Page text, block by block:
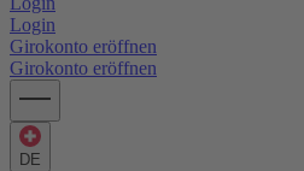
Login
Girokonto eröffnen
Girokonto eröffnen
DE